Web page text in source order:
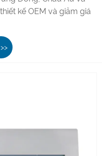
kế OEM và giảm giá